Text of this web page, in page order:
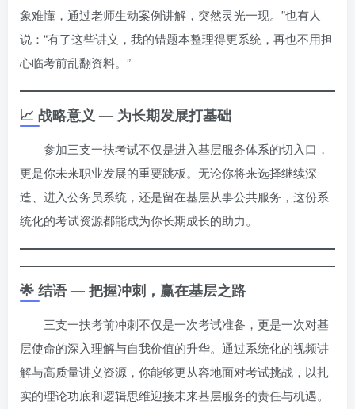
象难懂，通过老师生动案例讲解，突然灵光一现。”也有人
说：“有了这些讲义，我的错题本整理得更系统，再也不用担
心临考前乱翻资料。”
📈 战略意义 — 为长期发展打基础
参加三支一扶考试不仅是进入基层服务体系的切入口，
更是你未来职业发展的重要跳板。无论你将来选择继续深
造、进入公务员系统，还是留在基层从事公共服务，这份系
统化的考试资源都能成为你长期成长的助力。
🌟 结语 — 把握冲刺，赢在基层之路
三支一扶考前冲刺不仅是一次考试准备，更是一次对基
层使命的深入理解与自我价值的升华。通过系统化的视频讲
解与高质量讲义资源，你能够更从容地面对考试挑战，以扎
实的理论功底和逻辑思维迎接未来基层服务的责任与机遇。